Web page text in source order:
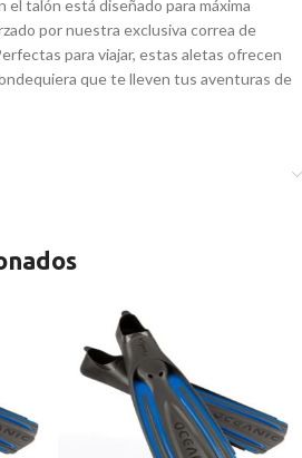
el talón está diseñado para máxima
por nuestra exclusiva correa de
para viajar, estas aletas ofrecen
que te lleven tus aventuras de